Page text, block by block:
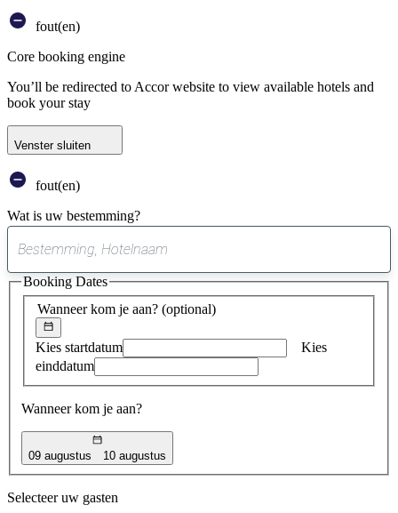
fout(en)
Core booking engine
You’ll be redirected to Accor website to view available hotels and
book your stay
Venster sluiten
fout(en)
Wat is uw bestemming?
suggestie
gevonden
Wanneer kom je aan? (optional)
Kies startdatum
Kies
einddatum
Wanneer kom je aan?
09 augustus 10 augustus
Booking Dates
Selecteer uw gasten